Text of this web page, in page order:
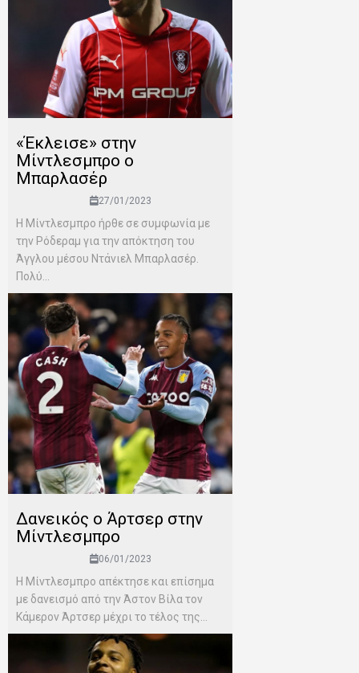
«Έκλεισε» στην
Μίντλεσμπρο ο
Μπαρλασέρ
27/01/2023
Η Μίντλεσμπρο ήρθε σε συμφωνία με
την Ρόδεραμ για την απόκτηση του
Άγγλου μέσου Ντάνιελ Μπαρλασέρ.
Πολύ...
Δανεικός ο Άρτσερ στην
Μίντλεσμπρο
06/01/2023
Η Μίντλεσμπρο απέκτησε και επίσημα
με δανεισμό από την Άστον Βίλα τον
Κάμερον Άρτσερ μέχρι το τέλος της...